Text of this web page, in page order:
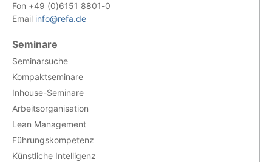
Fon +49 (0)6151 8801-0
Email info@refa.de
Seminare
Seminarsuche
Kompaktseminare
Inhouse-Seminare
Arbeitsorganisation
Lean Management
Führungskompetenz
Künstliche Intelligenz